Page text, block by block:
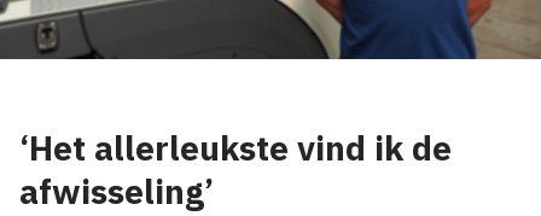
‘Het allerleukste vind ik de
afwisseling’